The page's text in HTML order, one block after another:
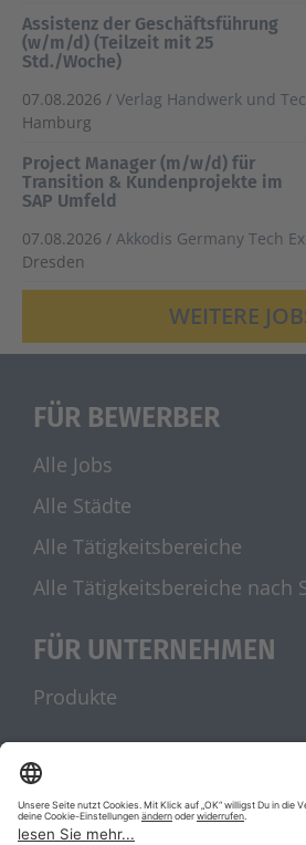
Assistenz der Geschäftsführung
(w/m/d) (Teilzeit mit 25
Std./Woche)
07.08.2026 / Verlag Handwerk und
Hamburg
Project Manager (m/w/d) für
Transition & Kundenprojekte im
SAP Umfeld
07.08.2026 / Akkodis Germany Tech
Dresden
WEITERE
FÜR BEWERBER
Alle Jobs
Alle Städte
Alle Tätigkeitsbereiche
Alle Tätigkeitsbereiche nach
FÜR UNTERNEHMEN
Produkte
UNSERE PARTNER
stellenanzeigen.de